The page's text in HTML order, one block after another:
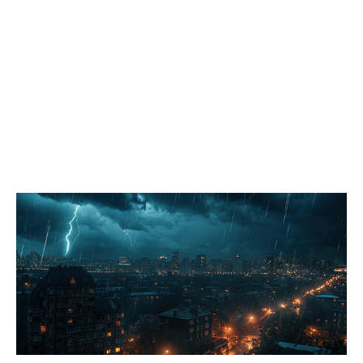
варианты решения нескольких ключевых задач: обеспечение
доступной среды для входной группы муниципального
помещения, которое арендует городское общество слепых по
адресу Мира, 80; комплексное благоустройство территории в
районе школ № 40 и № 29, граничащей с участком
инициативного проекта «Березовая аллея»; обустройство
тротуара вдоль автомобильной дороги по улице Рабочей с
устройством пешеходного соединения в месте поворота; а
также прокладка пешеходной дорожки вдоль дома № 16 по
улице Омской в районе школы № 2 – за счёт ремонта
внутриквартального проезда и реализации программы
«Марафон благоустройства». Срок исполнения – до сентября